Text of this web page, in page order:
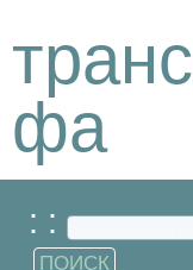
фа
: :